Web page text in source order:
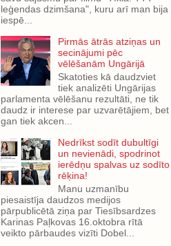
leģendas dzimšana", kuru arī man bija
iespē...
Pirmās ātrās atziņas un
secinājumi pēc
vēlēšanām Ungārijā
Skatoties kā daudzviet
tiek analizēti Ungārijas
parlamenta vēlēšanu rezultāti, ne tik
daudz ir interese par uzvarētājiem, bet
gan tiek akcen...
Nedrīkst sodīt dubultīgi
un nevienādi, spodrinot
ierēdņu spalvas uz sodīto
rēķina!
Manu uzmanību
piesaistīja daudzos medijos
pārpublicētā ziņa par Tiesībsardzes
Karinas Paļkovas 16.oktobra rītā
veikto pārbaudes vizīti Dobel...